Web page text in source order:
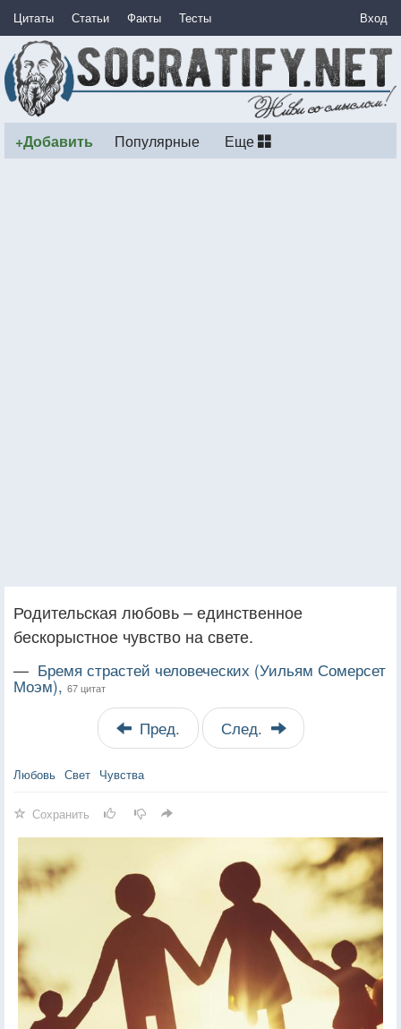
Цитаты Статьи Факты Тесты Вход
+Добавить Популярные Еще
Родительская любовь – единственное
бескорыстное чувство на свете.
— Бремя страстей человеческих (Уильям Сомерсет
Моэм), 67 цитат
Пред. След.
Любовь Свет Чувства
Сохранить